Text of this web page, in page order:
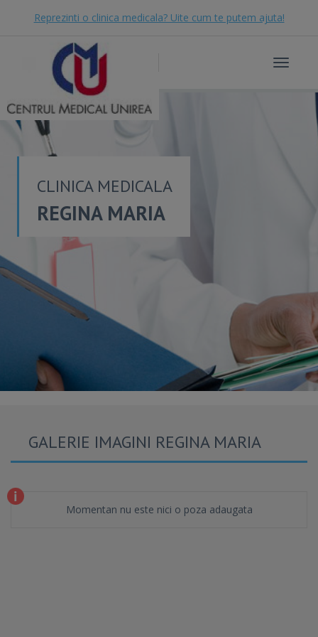
Reprezinti o clinica medicala? Uite cum te putem ajuta!
Toggle
CLINICA MEDICALA
REGINA MARIA
GALERIE IMAGINI REGINA MARIA
Momentan nu este nici o poza adaugata